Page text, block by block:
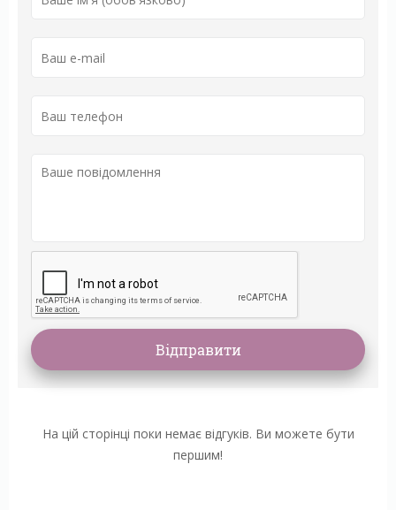
На цій сторінці поки немає відгуків. Ви можете бути
першим!